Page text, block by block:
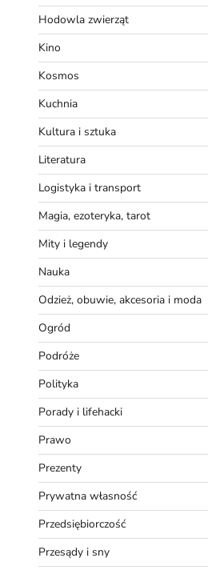
Hodowla zwierząt
Kino
Kosmos
Kuchnia
Kultura i sztuka
Literatura
Logistyka i transport
Magia, ezoteryka, tarot
Mity i legendy
Nauka
Odzież, obuwie, akcesoria i moda
Ogród
Podróże
Polityka
Porady i lifehacki
Prawo
Prezenty
Prywatna własność
Przedsiębiorczość
Przesądy i sny